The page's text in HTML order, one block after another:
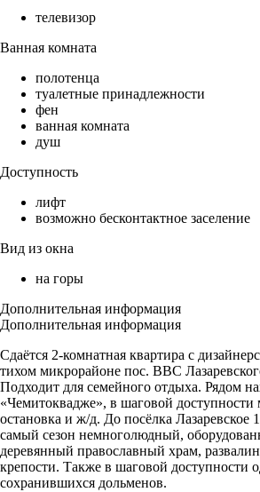
телевизор
Ванная комната
полотенца
туалетные принадлежности
фен
ванная комната
душ
Доступность
лифт
возможно бесконтактное заселение
Вид из окна
на горы
Дополнительная информация
Дополнительная информация
Сдаётся 2-комнатная квартира с
тихом микрорайоне пос. ВВС
Подходит для семейного отдыха. Рядом
«Чемитоквадже», в шаговой доступности
остановка и ж/д. До посёлка
самый сезон немноголюдный,
деревянный православный храм,
крепости. Также в шаговой доступности
сохранившихся дольменов.